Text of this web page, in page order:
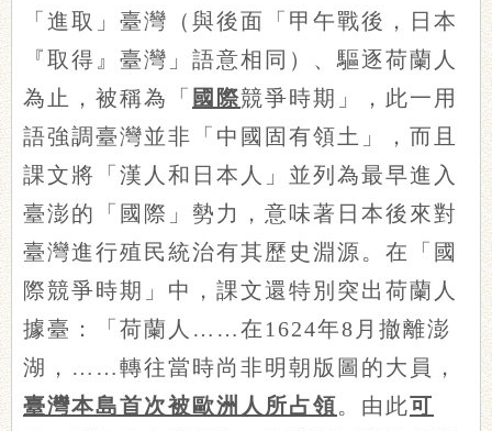
「進取」臺灣（與後面「甲午戰後，日本
『取得』臺灣」語意相同）、驅逐荷蘭人
為止，被稱為「 國際競爭時期」，此一用
語強調臺灣並非「中國固有領土」，而且
課文將「漢人和日本人」並列為最早進入
臺澎的「國際」勢力，意味著日本後來對
臺灣進行殖民統治有其歷史淵源。在「國
際競爭時期」中，課文還特別突出荷蘭人
據臺：「荷蘭人……在1624年8月撤離澎
湖，……轉往當時尚非明朝版圖的大員，
臺灣本島首次被歐洲人所占領。由此可